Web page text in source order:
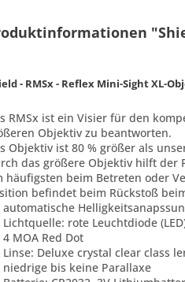
- RMSx - Reflex Mini-Sight XL-
RMSx ist ein Visier für den
Objektiv zu beantworten.
Objektiv ist 80 % größer als
das größere Objektiv hilft der
häufigsten beim Betreten oder
befindet beim Rückstoß
automatische
Lichtquelle: rote Leuchtdiode
4 MOA Red Dot
Linse: Deluxe crystal clear class
niedrige bis keine Parallaxe